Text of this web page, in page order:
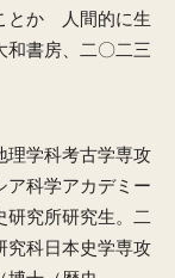
とか 人間的に生
和書房、二〇二三
理学科考古学専攻
ア科学アカデミー
究所研究生。二
究科日本史学専攻